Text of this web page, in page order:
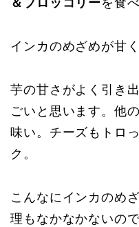
＆ブロッコリーを食
インカのめざめが甘
芋の甘さがよく引き
ごいと思います。他
味い。チーズもトロ
ク。
こんなにインカのめ
理もなかなかないの